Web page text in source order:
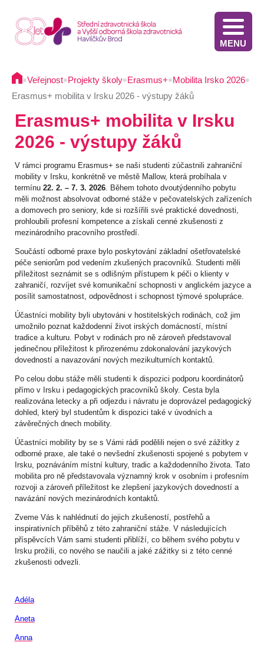
MENU
•Veřejnost•Projekty školy•Erasmus+•Mobilita Irsko 2026•
Erasmus+ mobilita v Irsku 2026 - výstupy žáků
Erasmus+ mobilita v Irsku
2026 - výstupy žáků
V rámci programu Erasmus+ se naši studenti zúčastnili zahraniční
mobility v Irsku, konkrétně ve městě Mallow, která probíhala v
termínu 22. 2. – 7. 3. 2026. Během tohoto dvoutýdenního pobytu
měli možnost absolvovat odborné stáže v pečovatelských zařízeních
a domovech pro seniory, kde si rozšířili své praktické dovednosti,
prohloubili profesní kompetence a získali cenné zkušenosti z
mezinárodního pracovního prostředí.
Součástí odborné praxe bylo poskytování základní ošetřovatelské
péče seniorům pod vedením zkušených pracovníků. Studenti měli
příležitost seznámit se s odlišným přístupem k péči o klienty v
zahraničí, rozvíjet své komunikační schopnosti v anglickém jazyce a
posílit samostatnost, odpovědnost i schopnost týmové spolupráce.
Účastníci mobility byli ubytováni v hostitelských rodinách, což jim
umožnilo poznat každodenní život irských domácností, místní
tradice a kulturu. Pobyt v rodinách pro ně zároveň představoval
jedinečnou příležitost k přirozenému zdokonalování jazykových
dovedností a navazování nových mezikulturních kontaktů.
Po celou dobu stáže měli studenti k dispozici podporu koordinátorů
přímo v Irsku i pedagogických pracovníků školy. Cesta byla
realizována letecky a při odjezdu i návratu je doprovázel pedagogický
dohled, který byl studentům k dispozici také v úvodních a
závěrečných dnech mobility.
Účastníci mobility by se s Vámi rádi podělili nejen o své zážitky z
odborné praxe, ale také o nevšední zkušenosti spojené s pobytem v
Irsku, poznáváním místní kultury, tradic a každodenního života. Tato
mobilita pro ně představovala významný krok v osobním i profesním
rozvoji a zároveň příležitost ke zlepšení jazykových dovedností a
navázání nových mezinárodních kontaktů.
Zveme Vás k nahlédnutí do jejich zkušeností, postřehů a
inspirativních příběhů z této zahraniční stáže. V následujících
příspěvcích Vám sami studenti přiblíží, co během svého pobytu v
Irsku prožili, co nového se naučili a jaké zážitky si z této cenné
zkušenosti odvezli.
Adéla
Aneta
Anna